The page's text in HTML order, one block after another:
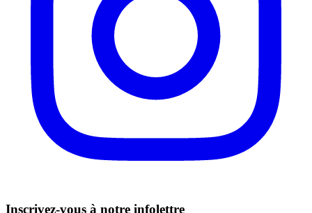
Inscrivez-vous à notre infolettre